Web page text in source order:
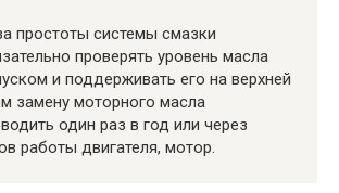
простоты системы смазки
проверять уровень масла
и поддерживать его на верхней
замену моторного масла
один раз в год или через
работы двигателя, мотор.